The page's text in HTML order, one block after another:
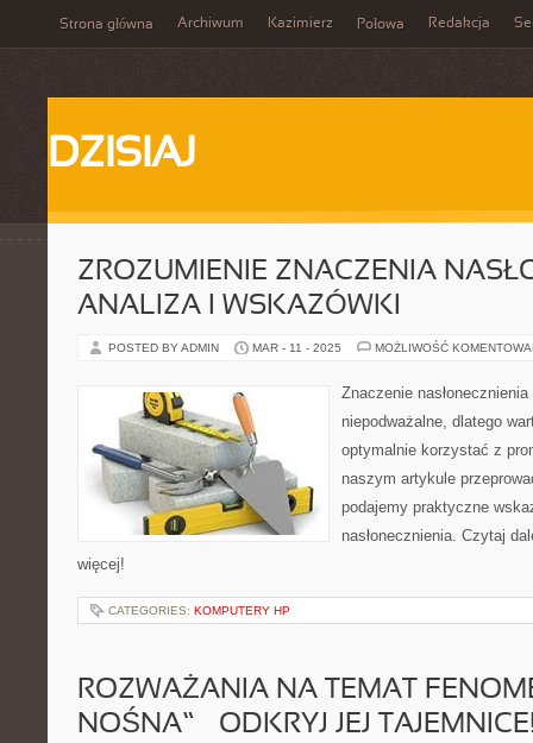
Strona główna Archiwum Kazimierz Połowa Redakcja
DZISIAJ
ZROZUMIENIE ZNACZENIA
ANALIZA I WSKAZÓWKI
POSTED BY ADMIN MAR - 11 - 2025 MOŻLIWOŚĆ
Znaczenie
niepodważalne, dlatego
optymalnie korzystać z
naszym artykule
podajemy praktyczne
nasłonecznienia. Czytaj
więcej!
CATEGORIES: KOMPUTERY HP
ROZWAŻANIA NA TEMAT
NOŚNA” – ODKRYJ JEJ